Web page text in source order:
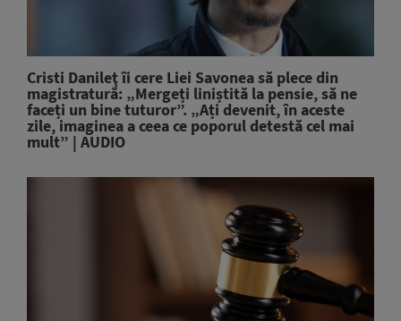
Cristi Danileţ îi cere Liei Savonea să plece din
magistratură: „Mergeți liniștită la pensie, să ne
faceți un bine tuturor”. „Ați devenit, în aceste
zile, imaginea a ceea ce poporul detestă cel mai
mult” | AUDIO